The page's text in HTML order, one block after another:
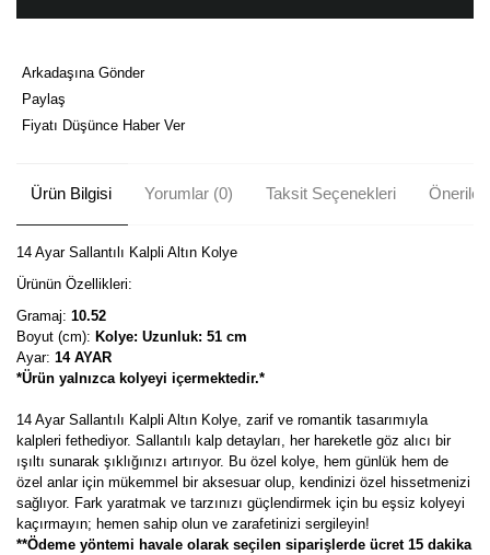
Arkadaşına Gönder
Paylaş
Fiyatı Düşünce Haber Ver
Ürün Bilgisi Yorumlar (0) Taksit Seçenekleri
14 Ayar Sallantılı Kalpli Altın Kolye
Ürünün Özellikleri:
Gramaj: 10.52
Boyut (cm): Kolye: Uzunluk: 51 cm
Ayar: 14 AYAR
*Ürün yalnızca kolyeyi içermektedir.*
14 Ayar Sallantılı Kalpli Altın Kolye, zarif ve romantik tasarımıyla
kalpleri fethediyor. Sallantılı kalp detayları, her hareketle göz alıcı bir
ışıltı sunarak şıklığınızı artırıyor. Bu özel kolye, hem günlük hem de
özel anlar için mükemmel bir aksesuar olup, kendinizi özel hissetmenizi
sağlıyor. Fark yaratmak ve tarzınızı güçlendirmek için bu eşsiz kolyeyi
kaçırmayın; hemen sahip olun ve zarafetinizi sergileyin!
**Ödeme yöntemi havale olarak seçilen siparişlerde ücret 15 dakika